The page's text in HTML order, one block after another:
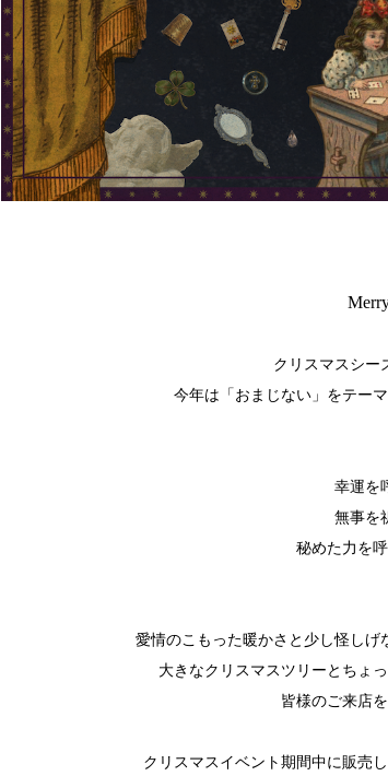
クリスマスシー
今年は「おまじない」をテー
幸運を
無事を
秘めた力を
愛情のこもった暖かさと少し怪し
大きなクリスマスツリーとちょ
皆様のご来店
クリスマスイベント期間中に販売